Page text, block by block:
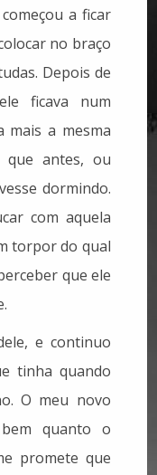
a ficar
no braço
Depois de
ficava num
a mesma
que antes, ou
dormindo.
com aquela
torpor do qual
que ele
e continuo
tinha quando
O meu novo
quanto o
promete que